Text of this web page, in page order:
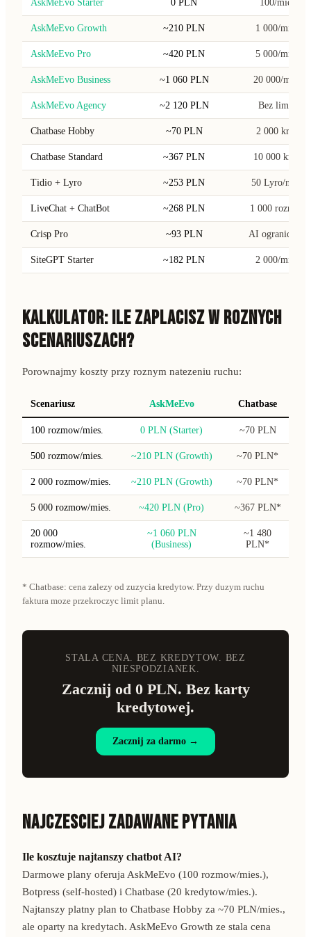
AskMeEvo Starter 0 PLN 100/mies.
AskMeEvo Growth ~210 PLN 1 000/mies.
AskMeEvo Pro ~420 PLN 5 000/mies.
AskMeEvo Business ~1 060 PLN 20 000/mies.
AskMeEvo Agency ~2 120 PLN Bez limitu
Chatbase Hobby ~70 PLN 2 000 kred.
Chatbase Standard ~367 PLN 10 000 kred.
Tidio + Lyro ~253 PLN 50 Lyro/mies.
LiveChat + ChatBot ~268 PLN 1 000 rozmow
Crisp Pro ~93 PLN AI ograniczone
SiteGPT Starter ~182 PLN 2 000/mies.
KALKULATOR: ILE ZAPLACISZ W ROZNYCH
SCENARIUSZACH?
Porownajmy koszty przy roznym natezeniu ruchu:
Scenariusz AskMeEvo Chatbase
100 rozmow/mies. 0 PLN (Starter) ~70 PLN
500 rozmow/mies. ~210 PLN (Growth) ~70 PLN*
2 000 rozmow/mies. ~210 PLN (Growth) ~70 PLN*
5 000 rozmow/mies. ~420 PLN (Pro) ~367 PLN*
20 000
rozmow/mies.
~1 060 PLN
(Business)
~1 480
PLN*
* Chatbase: cena zalezy od zuzycia kredytow. Przy duzym ruchu
faktura moze przekroczyc limit planu.
STALA CENA. BEZ KREDYTOW. BEZ
NIESPODZIANEK.
Zacznij od 0 PLN. Bez karty
kredytowej.
Zacznij za darmo →
NAJCZESCIEJ ZADAWANE PYTANIA
Ile kosztuje najtanszy chatbot AI?
Darmowe plany oferuja AskMeEvo (100 rozmow/mies.),
Botpress (self-hosted) i Chatbase (20 kredytow/mies.).
Najtanszy platny plan to Chatbase Hobby za ~70 PLN/mies.,
ale oparty na kredytach. AskMeEvo Growth ze stala cena